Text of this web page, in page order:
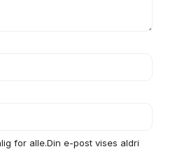
for alle.Din e-post vises aldri